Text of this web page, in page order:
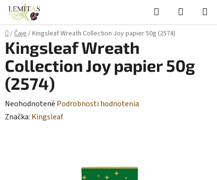
Prejsť
obsah
Hľadať
KOŠÍK
Domov
/Čaje/Kingsleaf Wreath Collection Joy papier 50g (2574)
Kingsleaf Wreath
Collection Joy papier 50g
(2574)
Priemerné
hodnotenie
Neohodnotené Podrobnosti hodnotenia
Značka: Kingsleaf